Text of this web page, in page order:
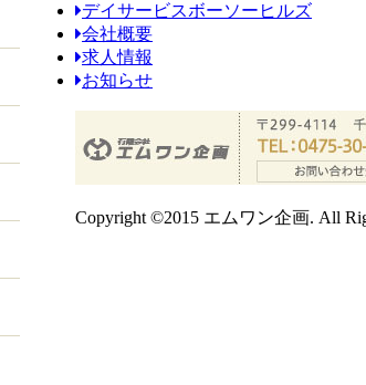
デイサービスボーソーヒルズ
会社概要
求人情報
お知らせ
Copyright ©2015 エムワン企画. All